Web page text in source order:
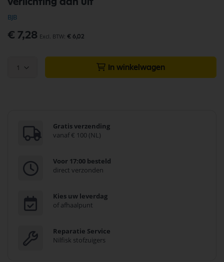
verlichting aan uit
BJB
€ 7,28 € 6,02
1 In winkelwagen
Gratis verzending
vanaf € 100 (NL)
Voor 17:00 besteld
direct verzonden
Kies uw leverdag
of afhaalpunt
Reparatie Service
Nilfisk stofzuigers
het
van
de
afbeeldingen-